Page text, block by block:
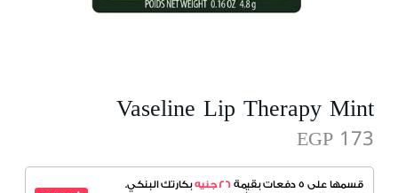
Vaseline Lip Therapy Mint
EGP 173